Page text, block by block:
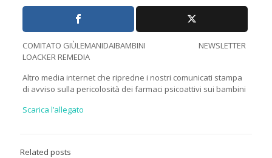
COMITATO GIÙLEMANIDAIBAMBINI NEWSLETTER
LOACKER REMEDIA
Altro media internet che ripredne i nostri comunicati stampa
di avviso sulla pericolosità dei farmaci psicoattivi sui bambini
Scarica l’allegato
Related posts